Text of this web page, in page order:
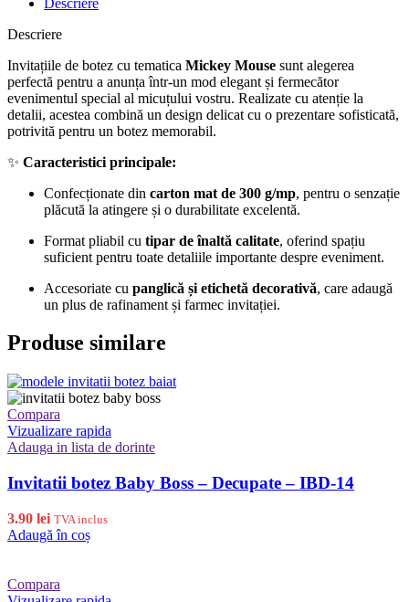
Descriere
Invitațiile de botez cu tematica Mickey Mouse sunt alegerea
perfectă pentru a anunța într-un mod elegant și fermecător
evenimentul special al micuțului vostru. Realizate cu atenție la
detalii, acestea combină un design delicat cu o prezentare sofisticată,
potrivită pentru un botez memorabil.
✨ Caracteristici principale:
Confecționate din carton mat de 300 g/mp, pentru o senzație
plăcută la atingere și o durabilitate excelentă.
Format pliabil cu tipar de înaltă calitate, oferind spațiu
suficient pentru toate detaliile importante despre eveniment.
Accesoriate cu panglică și etichetă decorativă, care adaugă
un plus de rafinament și farmec invitației.
Produse similare
Compara
Vizualizare rapida
Adauga in lista de dorinte
Invitatii botez Baby Boss – Decupate – IBD-14
3.90 lei TVA inclus
Adaugă în coș
Compara